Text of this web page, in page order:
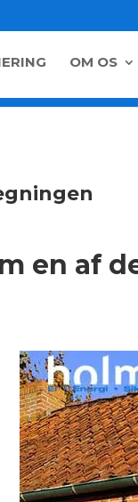
OM OS
en af